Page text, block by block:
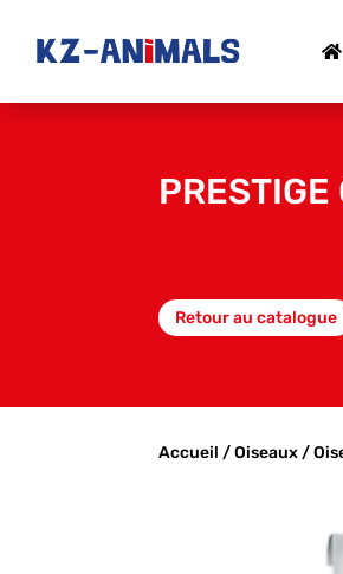
Retour au catalogue
Accueil /Oiseaux/